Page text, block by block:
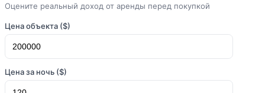
Оцените реальный доход от аренды перед покупкой
Цена объекта ($)
Цена за ночь ($)